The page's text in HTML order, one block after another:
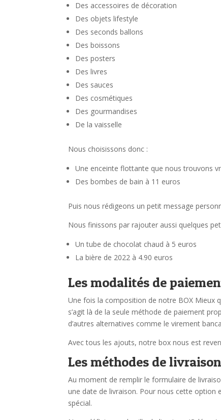
Des accessoires de décoration
Des objets lifestyle
Des seconds ballons
Des boissons
Des posters
Des livres
Des sauces
Des cosmétiques
Des gourmandises
De la vaisselle
Nous choisissons donc :
Une enceinte flottante que nous trouvons
Des bombes de bain à 11 euros
Puis nous rédigeons un petit message
Nous finissons par rajouter aussi quelques
Un tube de chocolat chaud à 5 euros
La bière de 2022 à 4.90 euros
Les modalités de
Une fois la composition de notre BOX Mieux
s’agit là de la seule méthode de paiement
d’autres alternatives comme le virement
Avec tous les ajouts, notre box nous est
Les méthodes de livraison
Au moment de remplir le formulaire de
une date de livraison. Pour nous cette option
spécial.